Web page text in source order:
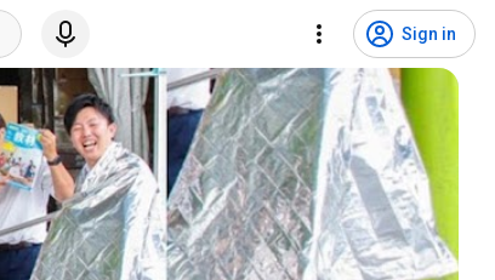
Sign in